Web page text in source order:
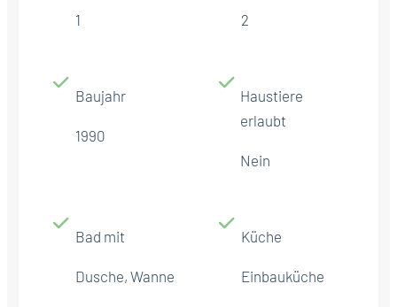
1 2
Baujahr
1990
Haustiere
erlaubt
Nein
Bad mit
Dusche, Wanne
Küche
Einbauküche